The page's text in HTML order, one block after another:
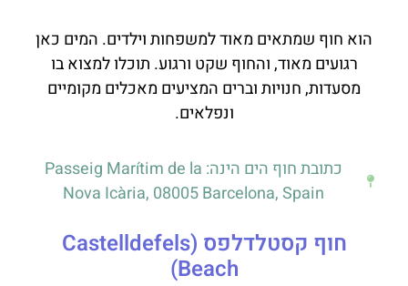
הוא חוף שמתאים מאוד למשפחות וילדים. המים כאן
רגועים מאוד, והחוף שקט ורגוע. תוכלו למצוא בו
מסעדות, חנויות וברים המציעים מאכלים מקומיים
ונפלאים.
כתובת חוף הים הינה: Passeig Marítim de la
Nova Icària, 08005 Barcelona, Spain
חוף קסטלדלפס (Castelldefels
Beach)